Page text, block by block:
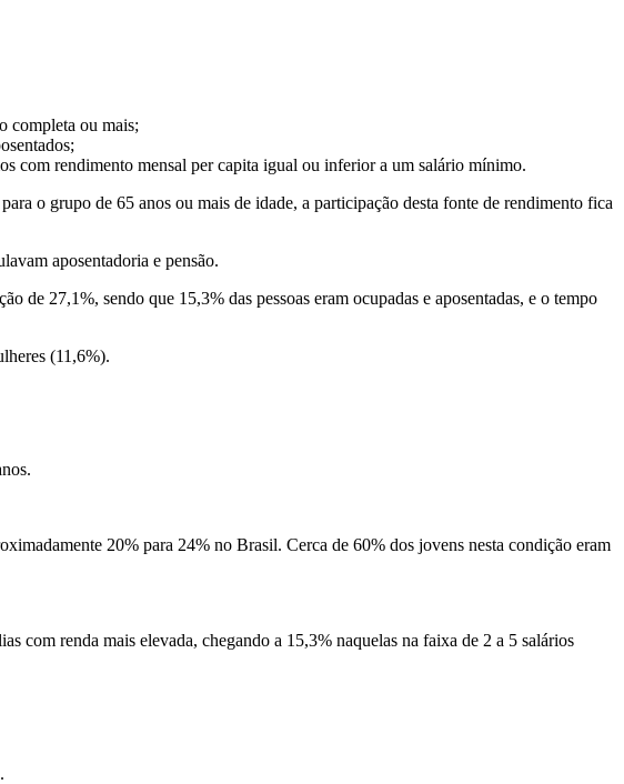
completa ou mais;
com rendimento mensal per capita igual ou inferior a um salário mínimo.
o grupo de 65 anos ou mais de idade, a participação desta fonte de rendimento fica
aposentadoria e pensão.
de 27,1%, sendo que 15,3% das pessoas eram ocupadas e aposentadas, e o tempo
(11,6%).
20% para 24% no Brasil. Cerca de 60% dos jovens nesta condição eram
com renda mais elevada, chegando a 15,3% naquelas na faixa de 2 a 5 salários